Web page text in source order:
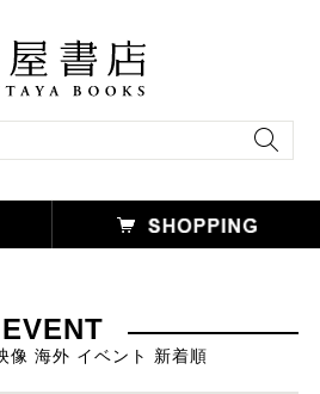
EVENT
像 海外 イベント 新着順